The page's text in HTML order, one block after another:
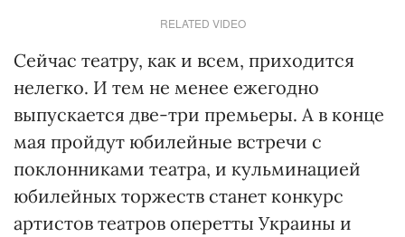
RELATED VIDEO
Сейчас театру, как и всем, приходится
нелегко. И тем не менее ежегодно
выпускается две-три премьеры. А в конце
мая пройдут юбилейные встречи с
поклонниками театра, и кульминацией
юбилейных торжеств станет конкурс
артистов театров оперетты Украины и